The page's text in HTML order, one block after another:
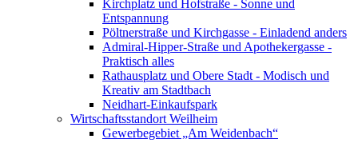
Kirchplatz und Hofstraße - Sonne und
Entspannung
Pöltnerstraße und Kirchgasse - Einladend anders
Admiral-Hipper-Straße und Apothekergasse -
Praktisch alles
Rathausplatz und Obere Stadt - Modisch und
Kreativ am Stadtbach
Neidhart-Einkaufspark
Wirtschaftsstandort Weilheim
Gewerbegebiet „Am Weidenbach“